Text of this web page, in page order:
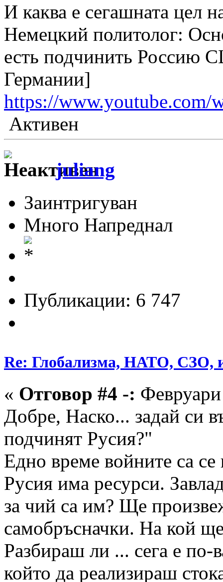
И каква е сегашната цел
Немецкий политолог:
есть подчинить Россию
Германии]
https://www.youtube.com/
Активен
juliang
Заинтригуван
Много Напреднал
Публикации: 6 747
Re: Глобализма, НАТО, СЗО, и
« Отговор #4 -:
Добре, Наско... задай си
подчинят Русия?"
Едно време войните са
Русия има ресурси.
за чий са им? Ще
самобръсначки. На кой
Разбираш ли ... сега е
който да реализираш